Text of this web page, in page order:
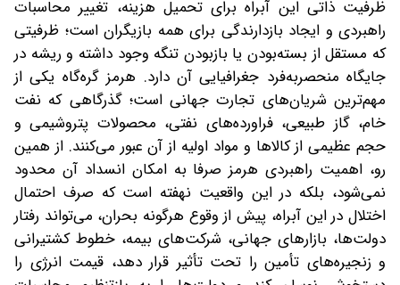
ظرفیت ذاتی این آبراه برای تحمیل هزینه، تغییر محاسبات
راهبردی و ایجاد بازدارندگی برای همه بازیگران است؛ ظرفیتی
که مستقل از بسته‌بودن یا باز‌‌بودن تنگه وجود داشته و ریشه در
جایگاه منحصربه‌فرد جغرافیایی آن دارد. هرمز گره‌گاه یکی از
مهم‌ترین شریان‌های تجارت جهانی است؛ گذرگاهی که نفت
خام، گاز طبیعی، فراورده‌های نفتی، محصولات پتروشیمی و
حجم عظیمی از کالاها و مواد اولیه از آن عبور می‌کنند. از همین
رو، اهمیت راهبردی هرمز صرفا به امکان انسداد آن محدود
نمی‌شود، بلکه در این واقعیت نهفته است که صرف احتمال
اختلال در این آبراه، پیش از وقوع هرگونه بحران، می‌تواند رفتار
دولت‌ها، بازارهای جهانی، شرکت‌های بیمه، خطوط کشتیرانی
و زنجیره‌های تأمین را تحت تأثیر قرار دهد، قیمت انرژی را